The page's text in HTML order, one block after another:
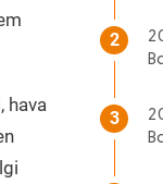
hava
2
3